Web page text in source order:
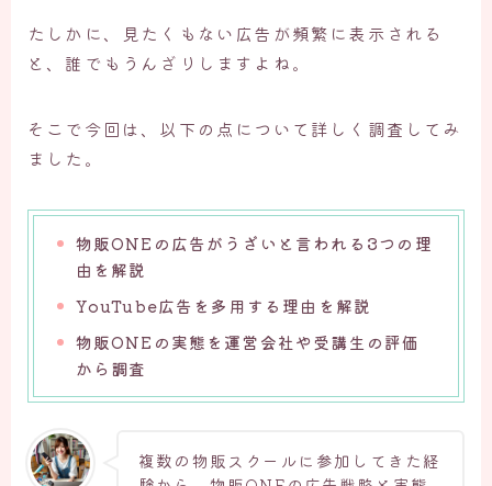
たしかに、見たくもない広告が頻繁に表示される
と、誰でもうんざりしますよね。
そこで今回は、以下の点について詳しく調査してみ
ました。
物販ONEの広告がうざいと言われる3つの理
由を解説
YouTube広告を多用する理由を解説
物販ONEの実態を運営会社や受講生の評価
から調査
複数の物販スクールに参加してきた経